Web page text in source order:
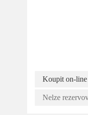
Koupit on-line
Nelze